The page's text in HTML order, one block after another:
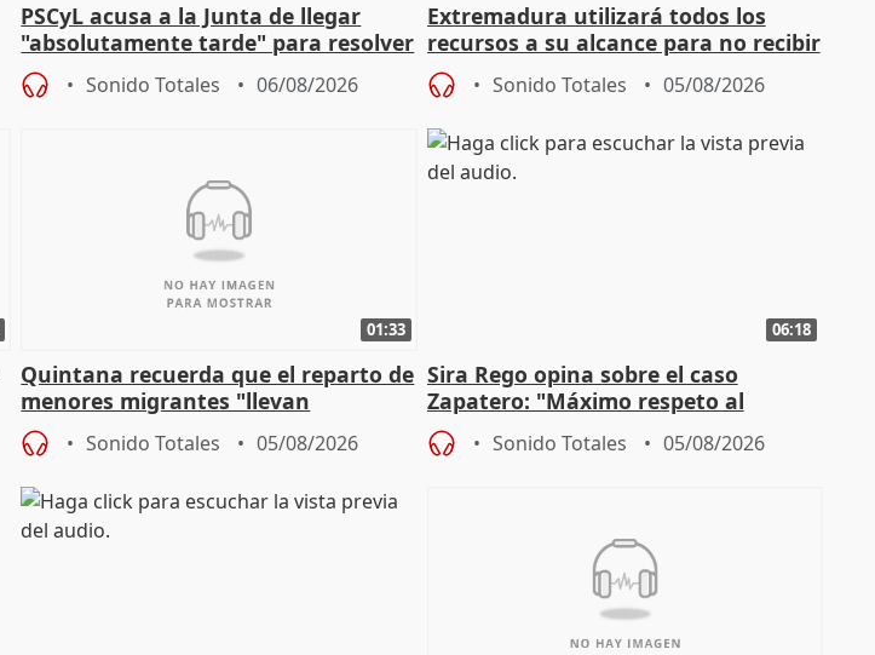
PSCyL acusa a la Junta de llegar
"absolutamente tarde" para resolver
problemas como Newcastle
Sonido Totales 06/08/2026
Extremadura utilizará todos los
recursos a su alcance para no recibir
más menores migrantes
Sonido Totales 05/08/2026
01:33
Quintana recuerda que el reparto de
menores migrantes "llevan
aportación del Gobierno" central
Sonido Totales 05/08/2026
06:18
Sira Rego opina sobre el caso
Zapatero: "Máximo respeto al
proceso judicial"
Sonido Totales 05/08/2026